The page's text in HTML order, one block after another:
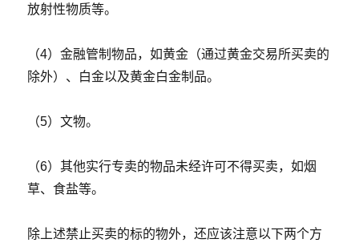
放射性物质等。
（4）金融管制物品，如黄金（通过黄金交易所买卖的
除外）、白金以及黄金白金制品。
（5）文物。
（6）其他实行专卖的物品未经许可不得买卖，如烟
草、食盐等。
除上述禁止买卖的标的物外，还应该注意以下两个方